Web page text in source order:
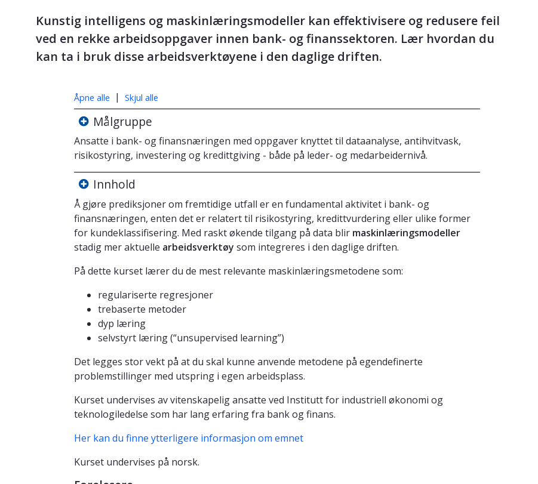
Kunstig intelligens og maskinlæringsmodeller kan effektivisere og redusere feil
ved en rekke arbeidsoppgaver innen bank- og finanssektoren. Lær hvordan du
kan ta i bruk disse arbeidsverktøyene i den daglige driften.
Åpne alle | Skjul alle
Målgruppe
Ansatte i bank- og finansnæringen med oppgaver knyttet til dataanalyse, antihvitvask,
risikostyring, investering og kredittgiving - både på leder- og medarbeidernivå.
Innhold
Å gjøre prediksjoner om fremtidige utfall er en fundamental aktivitet i bank- og
finansnæringen, enten det er relatert til risikostyring, kredittvurdering eller ulike former
for kundeklassifisering. Med raskt økende tilgang på data blir maskinlæringsmodeller
stadig mer aktuelle arbeidsverktøy som integreres i den daglige driften.
På dette kurset lærer du de mest relevante maskinlæringsmetodene som:
regulariserte regresjoner
trebaserte metoder
dyp læring
selvstyrt læring (“unsupervised learning”)
Det legges stor vekt på at du skal kunne anvende metodene på egendefinerte
problemstillinger med utspring i egen arbeidsplass.
Kurset undervises av vitenskapelig ansatte ved Institutt for industriell økonomi og
teknologiledelse som har lang erfaring fra bank og finans.
Her kan du finne ytterligere informasjon om emnet
Kurset undervises på norsk.